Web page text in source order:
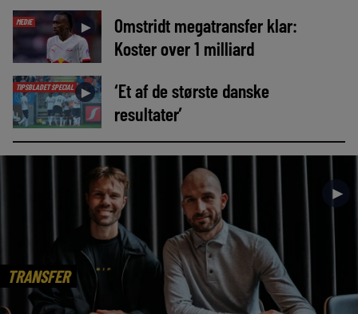
MEDIE ►
Omstridt megatransfer klar:
Koster over 1 milliard
TIPSBLADET SPECIAL ►
‘Et af de største danske
resultater’
TRANSFER
►